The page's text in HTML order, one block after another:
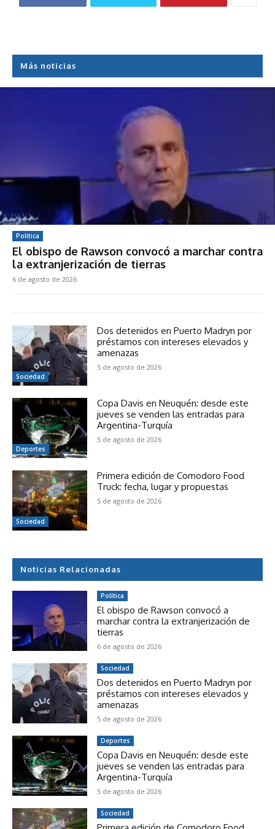
Más noticias
Política
El obispo de Rawson convocó a marchar contra
la extranjerización de tierras
6 de agosto de 2026
Sociedad
Dos detenidos en Puerto Madryn por
préstamos con intereses elevados y
amenazas
5 de agosto de 2026
Deportes
Copa Davis en Neuquén: desde este
jueves se venden las entradas para
Argentina-Turquía
5 de agosto de 2026
Sociedad
Primera edición de Comodoro Food
Truck: fecha, lugar y propuestas
5 de agosto de 2026
Noticias Relacionadas
Política
El obispo de Rawson convocó a
marchar contra la extranjerización de
tierras
6 de agosto de 2026
Sociedad
Dos detenidos en Puerto Madryn por
préstamos con intereses elevados y
amenazas
5 de agosto de 2026
Deportes
Copa Davis en Neuquén: desde este
jueves se venden las entradas para
Argentina-Turquía
5 de agosto de 2026
Sociedad